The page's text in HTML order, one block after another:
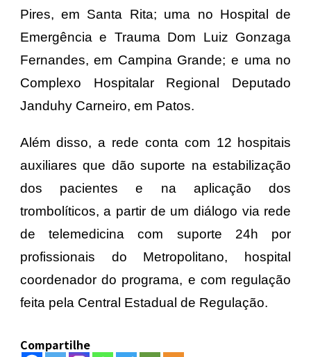
Pires, em Santa Rita; uma no Hospital de
Emergência e Trauma Dom Luiz Gonzaga
Fernandes, em Campina Grande; e uma no
Complexo Hospitalar Regional Deputado
Janduhy Carneiro, em Patos.
Além disso, a rede conta com 12 hospitais
auxiliares que dão suporte na estabilização
dos pacientes e na aplicação dos
trombolíticos, a partir de um diálogo via rede
de telemedicina com suporte 24h por
profissionais do Metropolitano, hospital
coordenador do programa, e com regulação
feita pela Central Estadual de Regulação.
Compartilhe